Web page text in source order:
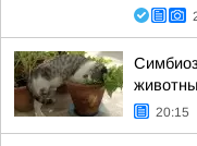
20:15